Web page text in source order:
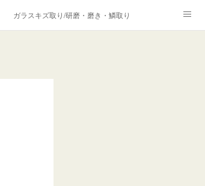
ガラスキズ取り/研磨・磨き・鱗取り